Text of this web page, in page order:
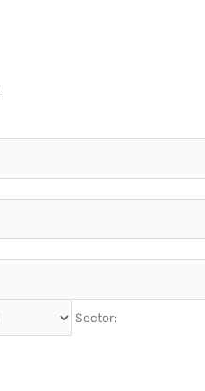
Sector: